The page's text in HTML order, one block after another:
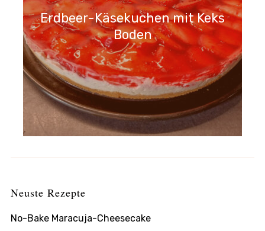
Erdbeer-Käsekuchen mit Keks
Boden
Neuste Rezepte
No-Bake Maracuja-Cheesecake